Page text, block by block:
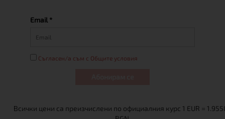
Email *
Съгласен/а съм с Общите условия